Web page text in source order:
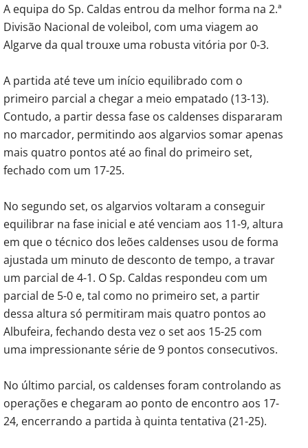
A equipa do Sp. Caldas entrou da melhor forma na 2.ª
Divisão Nacional de voleibol, com uma viagem ao
Algarve da qual trouxe uma robusta vitória por 0-3.
A partida até teve um início equilibrado com o
primeiro parcial a chegar a meio empatado (13-13).
Contudo, a partir dessa fase os caldenses dispararam
no marcador, permitindo aos algarvios somar apenas
mais quatro pontos até ao final do primeiro set,
fechado com um 17-25.
No segundo set, os algarvios voltaram a conseguir
equilibrar na fase inicial e até venciam aos 11-9, altura
em que o técnico dos leões caldenses usou de forma
ajustada um minuto de desconto de tempo, a travar
um parcial de 4-1. O Sp. Caldas respondeu com um
parcial de 5-0 e, tal como no primeiro set, a partir
dessa altura só permitiram mais quatro pontos ao
Albufeira, fechando desta vez o set aos 15-25 com
uma impressionante série de 9 pontos consecutivos.
No último parcial, os caldenses foram controlando as
operações e chegaram ao ponto de encontro aos 17-
24, encerrando a partida à quinta tentativa (21-25).